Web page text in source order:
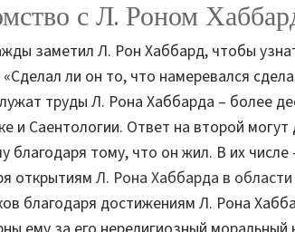
с Л. Роном
заметил Л. Рон Хаббард, чтобы
«Сделал ли он то, что намеревался
труды Л. Рона Хаббарда – более
и Саентологии. Ответ на второй
благодаря тому, что он жил. В их
открытиям Л. Рона Хаббарда в
благодаря достижениям Л. Рона